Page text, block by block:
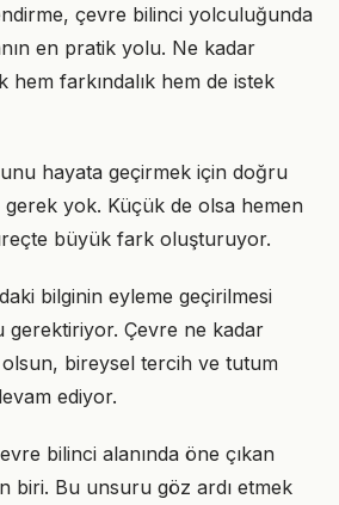
çevre bilinci yolculuğunda
en pratik yolu. Ne kadar
hem farkındalık hem de istek
hayata geçirmek için doğru
gerek yok. Küçük de olsa hemen
büyük fark oluşturuyor.
bilginin eyleme geçirilmesi
gerektiriyor. Çevre ne kadar
bireysel tercih ve tutum
ediyor.
bilinci alanında öne çıkan
biri. Bu unsuru göz ardı etmek